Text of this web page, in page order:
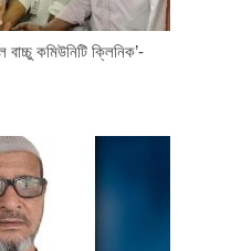
কমিউনিটি ক্লিনিক’-